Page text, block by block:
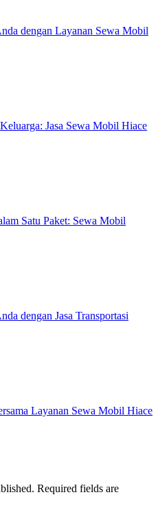
dengan Layanan Sewa Mobil
Jasa Sewa Mobil Hiace
Satu Paket: Sewa Mobil
dengan Jasa Transportasi
Layanan Sewa Mobil Hiace
Required fields are